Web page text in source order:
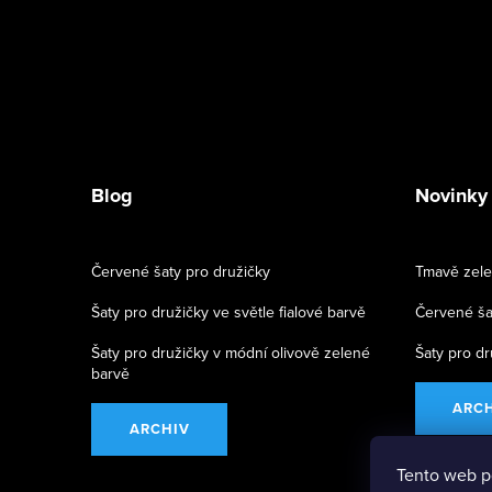
Tento web
Blog
Červené šaty pro družičky
Šaty pro družičky ve světle fialové barvě
Šaty pro družičky v módní olivově zelené
barvě
ARCHIV
Novinky
Tmavě
Červené
Šaty pro